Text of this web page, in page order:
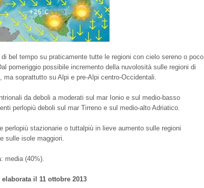
di bel tempo su praticamente tutte le regioni con cielo sereno o poco
pomeriggio possibile incremento della nuvolosità sulle regioni di
ma soprattutto su Alpi e pre-Alpi centro-Occidentali.
da deboli a moderati sul mar Ionio e sul medio-basso
perlopiù deboli sul mar Tirreno e sul medio-alto Adriatico.
perlopiù stazionarie o tuttalpiù in lieve aumento sulle regioni
sulle isole maggiori.
media (40%).
il 11 ottobre 2013